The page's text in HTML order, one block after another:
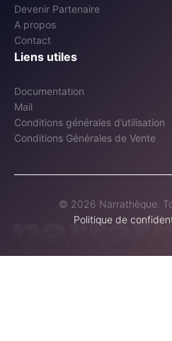
Devenir Partenaire
A propos
Contact
Liens utiles
Documentation
Mail
Conditions générales d’utilisation
Conditions Générales de Vente
© 2026 Narrathèque.
Politique de